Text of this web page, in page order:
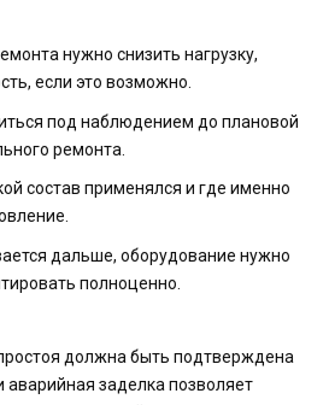
нужно снизить нагрузку,
если это возможно.
под наблюдением до плановой
ремонта.
состав применялся и где именно
дальше, оборудование нужно
полноценно.
должна быть подтверждена
заделка позволяет